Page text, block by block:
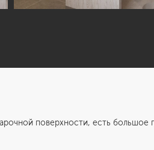
поверхности, есть большое